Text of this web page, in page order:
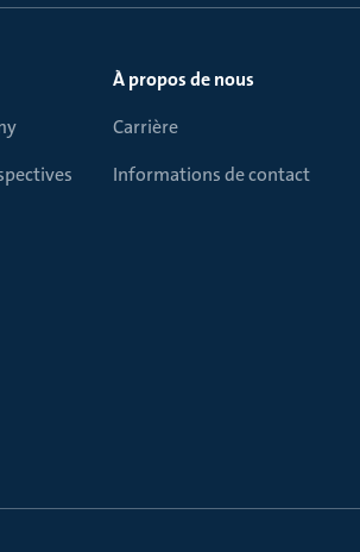
À propos de nous
Carrière
Informations de contact